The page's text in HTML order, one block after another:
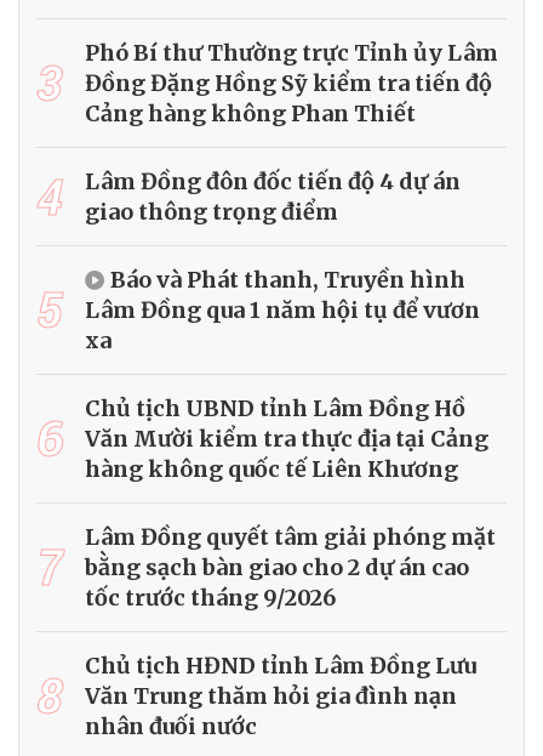
3
Phó Bí thư Thường trực Tỉnh ủy Lâm
Đồng Đặng Hồng Sỹ kiểm tra tiến độ
Cảng hàng không Phan Thiết
4
Lâm Đồng đôn đốc tiến độ 4 dự án
giao thông trọng điểm
5
Báo và Phát thanh, Truyền hình
Lâm Đồng qua 1 năm hội tụ để vươn
xa
6
Chủ tịch UBND tỉnh Lâm Đồng Hồ
Văn Mười kiểm tra thực địa tại Cảng
hàng không quốc tế Liên Khương
7
Lâm Đồng quyết tâm giải phóng mặt
bằng sạch bàn giao cho 2 dự án cao
tốc trước tháng 9/2026
8
Chủ tịch HĐND tỉnh Lâm Đồng Lưu
Văn Trung thăm hỏi gia đình nạn
nhân đuối nước